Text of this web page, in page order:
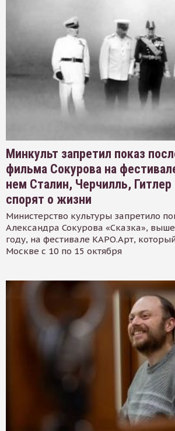
Минкульт запретил показ
фильма Сокурова на
нем Сталин, Черчилль,
спорят о жизни
Министерство культуры запретило
Александра Сокурова «Сказка»,
году, на фестивале КАРО.Арт,
Москве с 10 по 15 октября